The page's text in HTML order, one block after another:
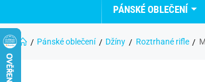
PÁNSKÉ OBLEČENÍ
Pánské oblečení Džíny Roztrhané rifle